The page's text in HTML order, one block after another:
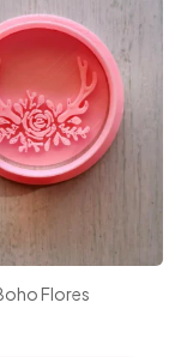
Flores